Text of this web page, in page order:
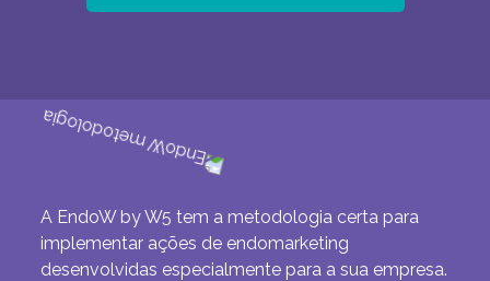
A EndoW by W5 tem a metodologia certa para
implementar ações de endomarketing
desenvolvidas especialmente para a sua empresa.